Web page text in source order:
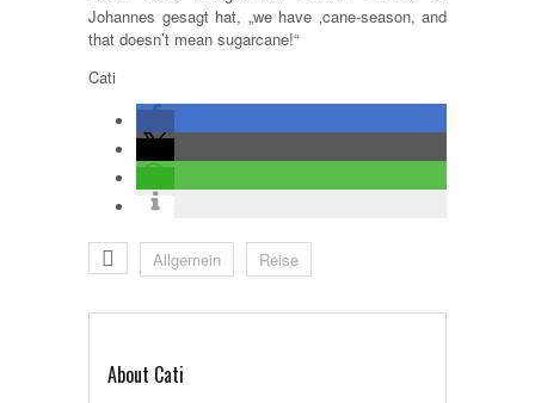
Johannes gesagt hat, „we have ‚cane-season, and
that doesn’t mean sugarcane!“
Cati
Allgemein Reise
About Cati